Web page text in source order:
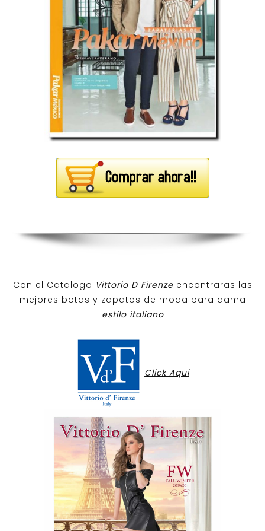
Con el Catalogo Vittorio D Firenzeencontraras las
mejores botas y zapatos de moda para dama
estilo italiano
Click Aqui